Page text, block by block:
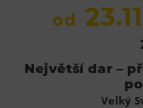
od
Největší dar –
Velký